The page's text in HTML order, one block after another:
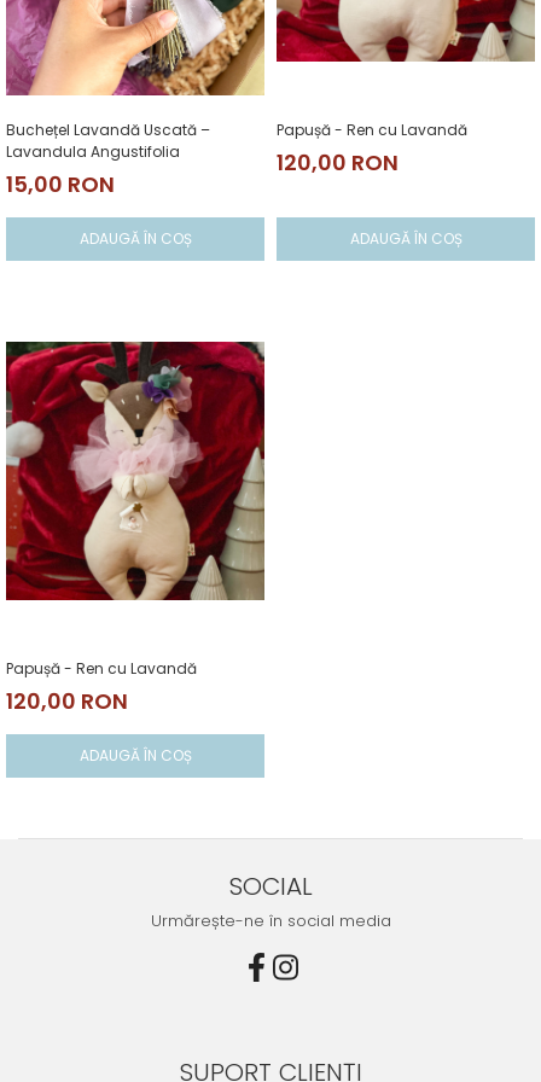
Pictate
Buchețel Lavandă Uscată –
Lavandula Angustifolia
15,00 RON
ADAUGĂ ÎN COȘ
Papușă - Ren cu Lavandă
120,00 RON
ADAUGĂ ÎN COȘ
Papușă - Ren cu Lavandă
120,00 RON
ADAUGĂ ÎN COȘ
SOCIAL
Urmărește-ne în social media
SUPORT CLIENȚI